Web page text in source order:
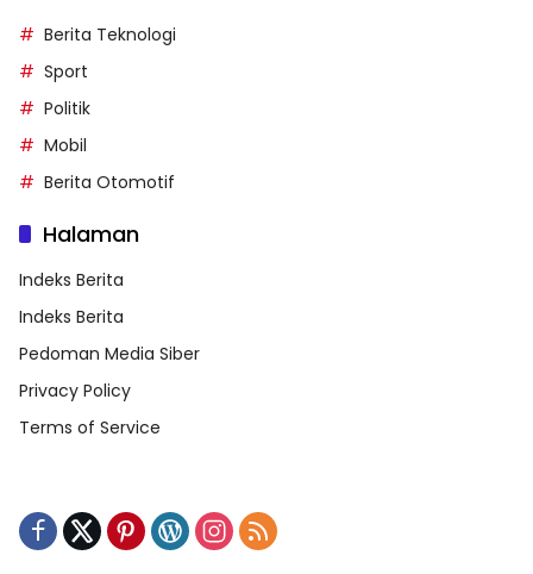
Berita Teknologi
Sport
Politik
Mobil
Berita Otomotif
Halaman
Indeks Berita
Indeks Berita
Pedoman Media Siber
Privacy Policy
Terms of Service